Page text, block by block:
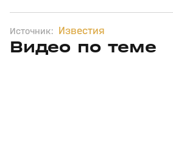
Источник: Известия
Видео по теме
25 июн, 16:52